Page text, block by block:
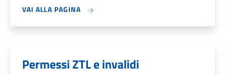
VAI ALLA PAGINA
Permessi ZTL e invalidi